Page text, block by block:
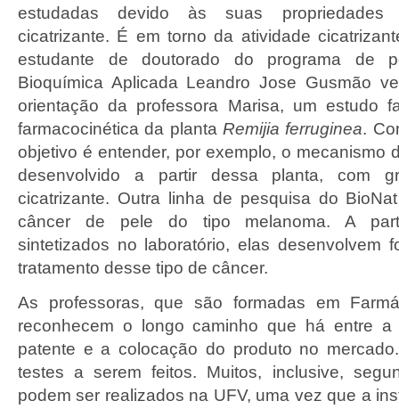
estudadas devido às suas propriedades
cicatrizante. É em torno da atividade
estudante de doutorado do programa de
Bioquímica Aplicada Leandro Jose Gusmão
orientação da professora Marisa, um estudo
farmacocinética da planta Remijia ferruginea.
objetivo é entender, por exemplo, o mecanismo
desenvolvido a partir dessa planta, com
cicatrizante. Outra linha de pesquisa do
câncer de pele do tipo melanoma. A
sintetizados no laboratório, elas desenvolvem
tratamento desse tipo de câncer.
As professoras, que são formadas em
reconhecem o longo caminho que há entre
patente e a colocação do produto no
testes a serem feitos. Muitos, inclusive,
podem ser realizados na UFV, uma vez que a